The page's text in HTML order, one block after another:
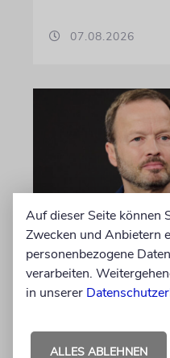
07.08.2026
MEINUNG
Wie Georg
untergräbt
Auf dieser Seite können
Zwecken und Anbietern
personenbezogene
verarbeiten.
in unserer
ALLES ABLEHNEN